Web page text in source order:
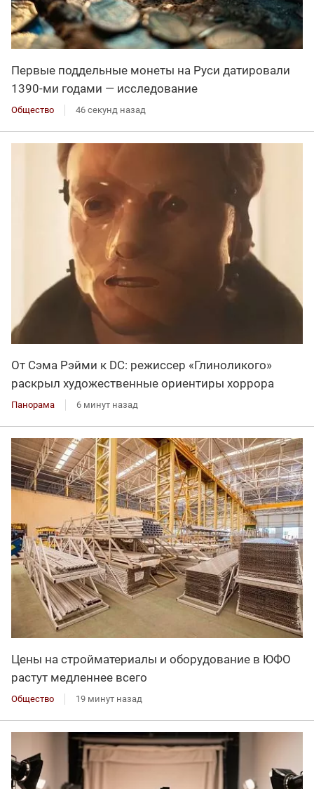
Первые поддельные монеты на Руси датировали
1390-ми годами — исследование
Общество 46 секунд назад
От Сэма Рэйми к DC: режиссер «Глиноликого»
раскрыл художественные ориентиры хоррора
Панорама 6 минут назад
Цены на стройматериалы и оборудование в ЮФО
растут медленнее всего
Общество 19 минут назад